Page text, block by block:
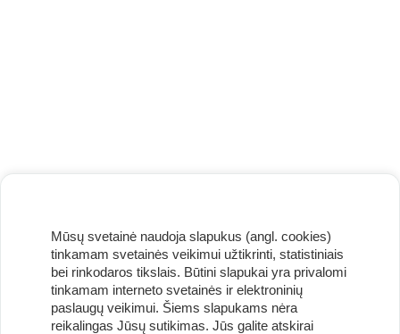
Mūsų svetainė naudoja slapukus (angl. cookies)
tinkamam svetainės veikimui užtikrinti, statistiniais
bei rinkodaros tikslais. Būtini slapukai yra privalomi
tinkamam interneto svetainės ir elektroninių
paslaugų veikimui. Šiems slapukams nėra
reikalingas Jūsų sutikimas. Jūs galite atskirai